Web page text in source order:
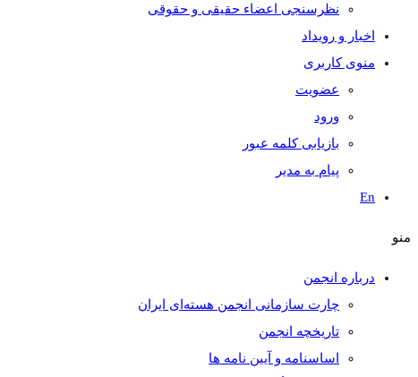
نظر‌سنجی اعضاء حقیقی و حقوقی
اخبار و رويداد
منوی کاربری
عضویت
ورود
بازیابی کلمه عبور
پیام به مدير
En
منو
درباره انجمن
چارت سازمانی انجمن هسته‌ای ایران
تاریخچه انجمن
اساسنامه و آیین نامه ها